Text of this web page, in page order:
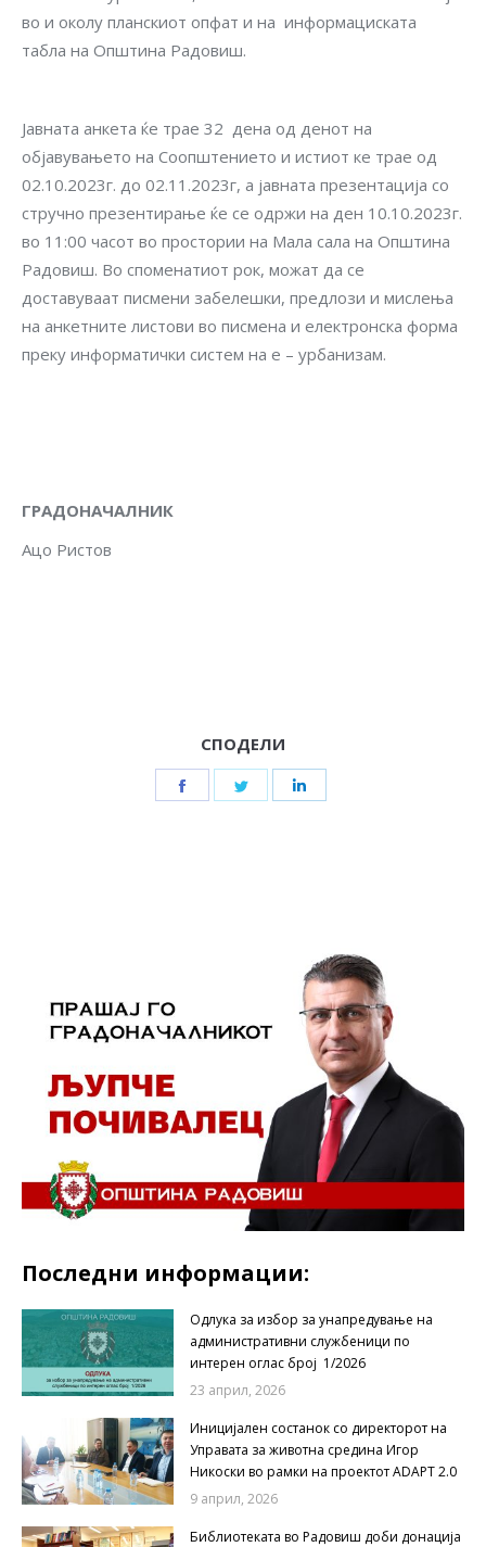
во и околу планскиот опфат и на информациската
табла на Општина Радовиш.
Јавната анкета ќе трае 32 дена од денот на
објавувањето на Соопштението и истиот ке трае од
02.10.2023г. до 02.11.2023г, а јавната презентација со
стручно презентирање ќе се одржи на ден 10.10.2023г.
во 11:00 часот во простории на Мала сала на Општина
Радовиш. Во споменатиот рок, можат да се
доставуваат писмени забелешки, предлози и мислења
на анкетните листови во писмена и електронска форма
преку информатички систем на е – урбанизам.
ГРАДОНАЧАЛНИК
Ацо Ристов
СПОДЕЛИ
Share
Share
Последни информации:
Одлука за избор за унапредување на
административни службеници по
интерен оглас број 1/2026
23 април, 2026
Иницијален состанок со директорот на
Управата за животна средина Игор
Никоски во рамки на проектот ADAPT 2.0
9 април, 2026
Библиотеката во Радовиш доби донација